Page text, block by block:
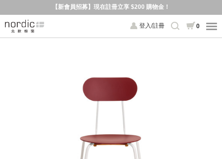
【新會員招募】現在註冊立享 $200 購物金！
登入/註冊 0